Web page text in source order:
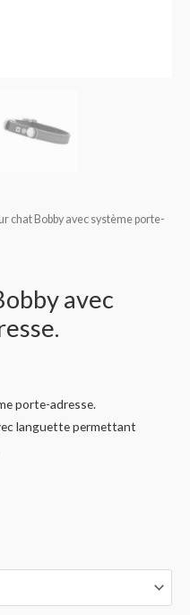
chat Bobby avec système porte-
avec
porte-adresse.
languette permettant